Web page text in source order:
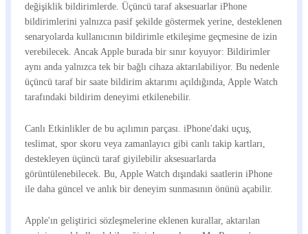
değişiklik bildirimlerde. Üçüncü taraf aksesuarlar iPhone
bildirimlerini yalnızca pasif şekilde göstermek yerine, desteklenen
senaryolarda kullanıcının bildirimle etkileşime geçmesine de izin
verebilecek. Ancak Apple burada bir sınır koyuyor: Bildirimler
aynı anda yalnızca tek bir bağlı cihaza aktarılabiliyor. Bu nedenle
üçüncü taraf bir saate bildirim aktarımı açıldığında, Apple Watch
tarafındaki bildirim deneyimi etkilenebilir.
Canlı Etkinlikler de bu açılımın parçası. iPhone'daki uçuş,
teslimat, spor skoru veya zamanlayıcı gibi canlı takip kartları,
destekleyen üçüncü taraf giyilebilir aksesuarlarda
görüntülenebilecek. Bu, Apple Watch dışındaki saatlerin iPhone
ile daha güncel ve anlık bir deneyim sunmasının önünü açabilir.
Apple'ın geliştirici sözleşmelerine eklenen kurallar, aktarılan